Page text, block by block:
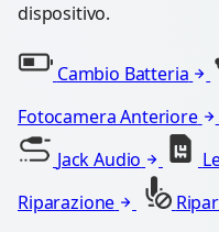
dispositivo.
Cambio Batteria
Fotocamera Anteriore
Jack Audio
Riparazione